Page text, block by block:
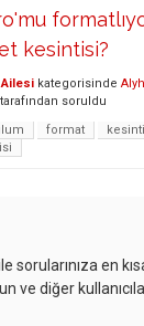
kesintisi?
kategorisinde
tarafından soruldu
format
kesinti
sorularınıza en
ve diğer